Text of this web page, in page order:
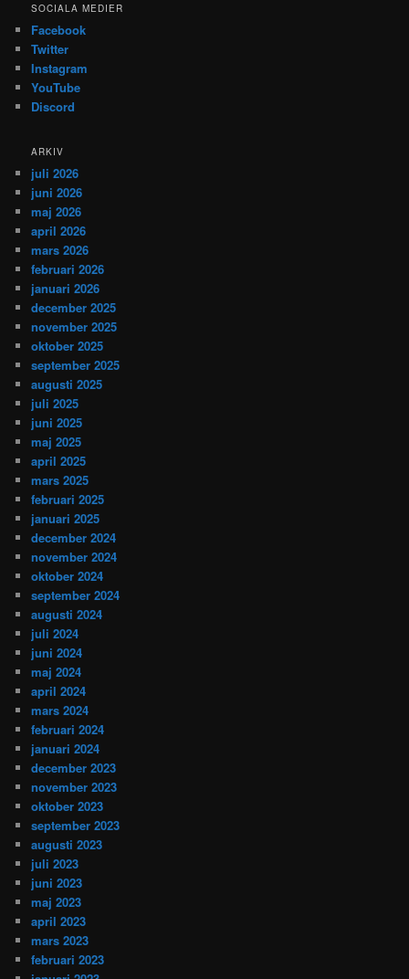
SOCIALA MEDIER
Facebook
Twitter
Instagram
YouTube
Discord
ARKIV
juli 2026
juni 2026
maj 2026
april 2026
mars 2026
februari 2026
januari 2026
december 2025
november 2025
oktober 2025
september 2025
augusti 2025
juli 2025
juni 2025
maj 2025
april 2025
mars 2025
februari 2025
januari 2025
december 2024
november 2024
oktober 2024
september 2024
augusti 2024
juli 2024
juni 2024
maj 2024
april 2024
mars 2024
februari 2024
januari 2024
december 2023
november 2023
oktober 2023
september 2023
augusti 2023
juli 2023
juni 2023
maj 2023
april 2023
mars 2023
februari 2023